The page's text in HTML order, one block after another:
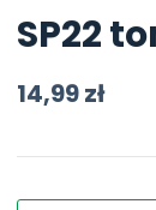
SP22
14,99zł